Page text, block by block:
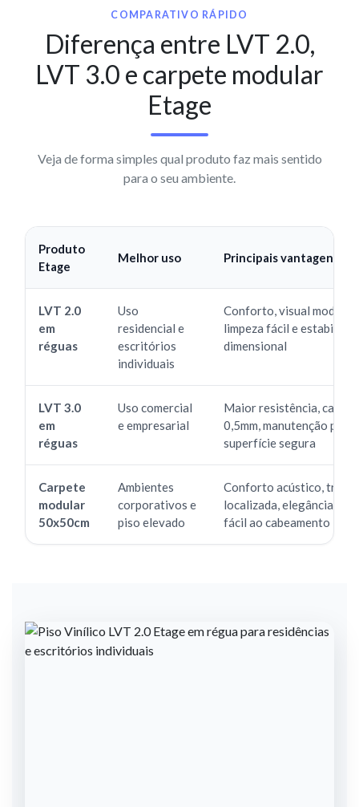
COMPARATIVO RÁPIDO
Diferença entre LVT 2.0,
LVT 3.0 e carpete modular
Etage
Veja de forma simples qual produto faz mais sentido
para o seu ambiente.
Produto
Etage
Melhor uso Principais vantagens
LVT 2.0
em
réguas
Uso
residencial e
escritórios
individuais
Conforto, visual
limpeza fácil e
dimensional
LVT 3.0
em
réguas
Uso comercial
e empresarial
Maior resistência, capa
0,5mm, manutenção
superfície segura
Carpete
modular
50x50cm
Ambientes
corporativos e
piso elevado
Conforto acústico, troca
localizada, elegância e
fácil ao cabeamento